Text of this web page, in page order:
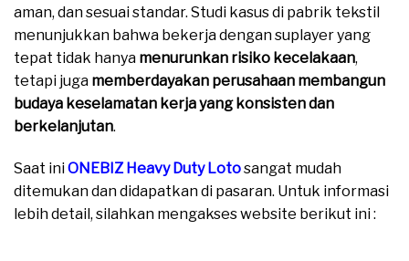
aman, dan sesuai standar. Studi kasus di pabrik tekstil
menunjukkan bahwa bekerja dengan suplayer yang
tepat tidak hanya menurunkan risiko kecelakaan,
tetapi juga memberdayakan perusahaan membangun
budaya keselamatan kerja yang konsisten dan
berkelanjutan.
Saat iniONEBIZ Heavy Duty Lotosangat mudah
ditemukan dan didapatkan di pasaran. Untuk informasi
lebih detail, silahkan mengakses website berikut ini :